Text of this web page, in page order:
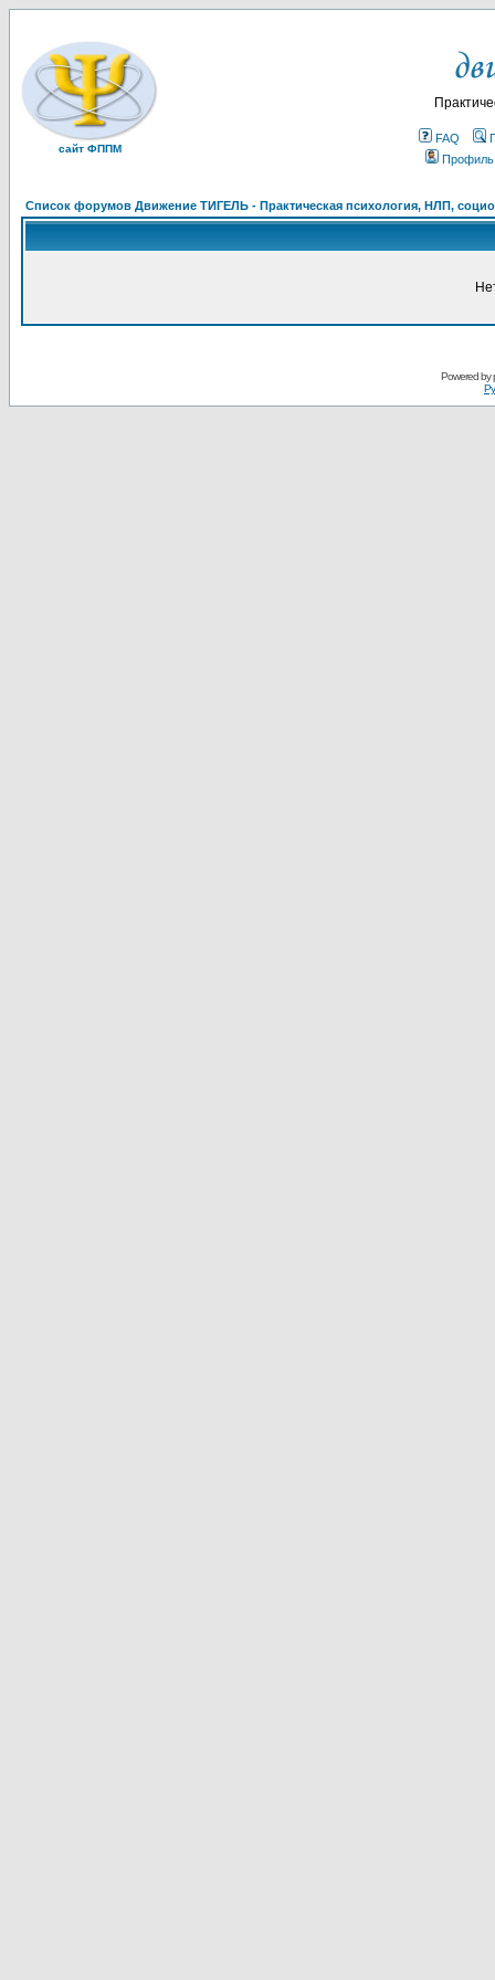
сайт ФППМ
FAQ
Профиль
Список форумов Движение ТИГЕЛЬ - Практическая психология, НЛП,
Powered by